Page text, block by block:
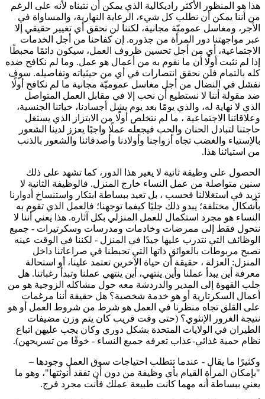
هذا هو المنظور الأكثر راديكالية الذي يمكن أن نتبناه لأنه على الرغم
من أننا يمكن أن نطلب كل شيء، الرعاية النهارية، والمساواة في
الأجر، ومغاسل عموميّة مجانية، لكننا لن نحقق أي تغيير حقيقي إلا
عبر مواجهتنا دور المرأة من جذوره. إن كفاحنا من أجل الخدمات
الاجتماعية، أي من أجل تحسين ظروف العمل، سيكون دائمًا محبطًا
إذا لم نثبت أولًا أن ما نقوم به من أعمال هو عمل. وما لم نكافح ضده
كله بالتمام فلن نحقق انتصارات في أي من حيثياته وتفاصيله. سوف
نفشل في النضال من أجل مغاسل عموميّة مجانية ما لم نكافح أولًا
ضد مقولة أننا لا نستطيع أن نحب إلا في مقابل العمل المتواصل
الذي لا نهاية له، والذي يومًا بعد يوم يشل أجسادنا، حياتنا الجنسية،
وعلاقاتنا الاجتماعية ، ما لم نتخلص أولًا من الابتزاز الذي يستغل
حاجتنا لتبادل الحنان والحب فيجعله عملًا واجبًا يعزز لدينا الشعور
بالإستياء والغضب تجاه أزواجنا وأولادنا وأصدقائنا والشعور بالذنب
من استيائنا هذا.
الحصول على وظيفة ثانية لا يغير هذا الدور، كما تشهد على ذلك
سنين متواصلة من عمل النساء خارج المنزل. فالوظيفة الثانية لا
تزيد في استغلالنا فحسب ، بل تعيد ببساطة ابتكار واستنساخ أدوارنا
بأشكال مختلفة؛ يبدو ذلك جليًا كيفما توجهنا؛ فالعمل الذي تقوم به
النساء هو مجرد استكمال للعمل المنزلي بكل آثاره. هذا يعني أننا لا
نتحول فقط إلى ممرضات وخادمات ومدرسات وسكرتيرات - جميع
الوظائف التي نتدرب عليها جيدًا في المنزل - لكننا في الوقت عينه
نصبح مربوطات بالعوائق ذاتها التي تحبطنا في صراعاتنا داخل
المنزل: العزلة ، حقيقة أن حياة الآخرين تعتمد علينا، أو استحالة
معرفة أين يبدأ عملنا وأين ينتهي، أين ينتهي عملنا وتبدأ رغباتنا. هل
جلب القهوة إلى المدير والدردشة معه حول مشاكله الزوجية هو من
أعمال السكرتارية أو هو خدمة شخصية؟ هل حقيقة أننا مرغمات
على القلق تجاه منظرنا في العمل هو شرط من شروط العمل أو هو
نتيجة الغرور الإنثوي؟ (حتى وقت قريب كان يتم وزن مضيفات
الطيران في الولايات المتحدة بشكل دوري وكان يجب عليهن اتباع
نظام حمية غذائي-عذاب تعرفه جميع النساء - خوفًا من تسريحهن).
وكثيرًا ما يقال - عندما تتطلب احتياجات سوق العمل وجودها –
"بإمكان المرأة القيام بأي وظيفة من دون أن تفقد أنوثتها"، وهو ما
يعني ببساطة أنه مهما كانت طبيعة عملك فأنت مجرد فرج.